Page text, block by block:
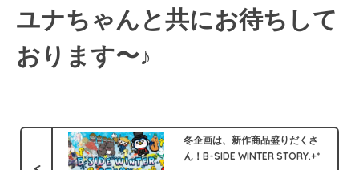
ユナちゃんと共にお待ちして
おります〜♪
冬企画は、新作商品盛りだくさ
ん！B-SIDE WINTER STORY.+*